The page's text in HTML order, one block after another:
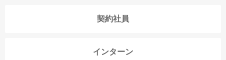
契約社員
インターン